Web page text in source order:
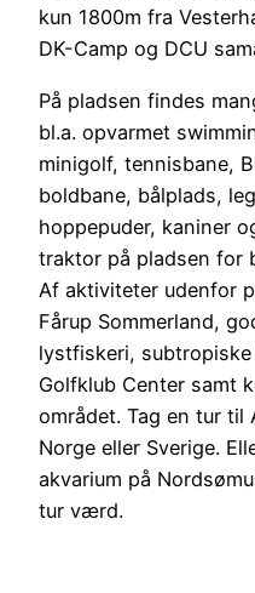
kun 1800m fra
DK-Camp og DCU
På pladsen findes
bl.a. opvarmet
minigolf, tennisbane,
boldbane, bålplads,
hoppepuder, kaniner
traktor på pladsen for
Af aktiviteter udenfor
Fårup Sommerland,
lystfiskeri,
Golfklub Center samt
området. Tag en tur til
Norge eller Sverige.
akvarium på
tur værd.